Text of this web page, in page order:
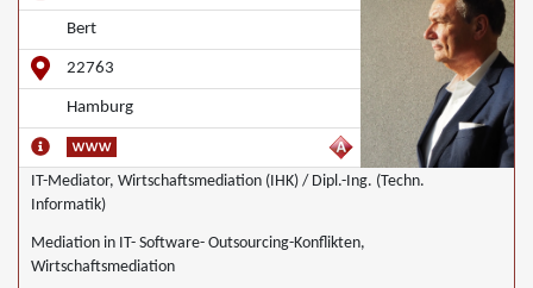
Bert
22763
Hamburg
IT-Mediator, Wirtschaftsmediation (IHK) / Dipl.-Ing. (Techn.
Informatik)
Mediation in IT- Software- Outsourcing-Konflikten,
Wirtschaftsmediation